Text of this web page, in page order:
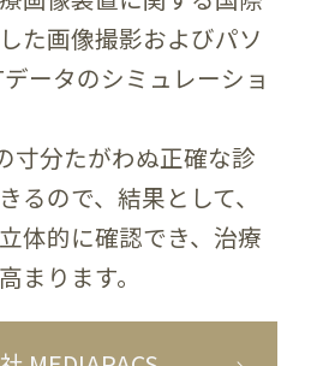
た画像撮影およびパソ
ータのシミュレーショ
寸分たがわぬ正確な診
るので、結果として、
体的に確認でき、治療
まります。